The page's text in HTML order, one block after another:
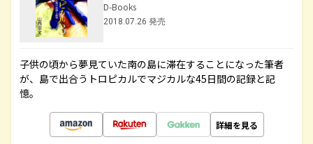
D-Books
2018.07.26 発売
子供の頃から夢見ていた南の島に滞在することになった筆者
が、島で出合うトロピカルでマジカルな45日間の記録と記
憶。
詳細を見る